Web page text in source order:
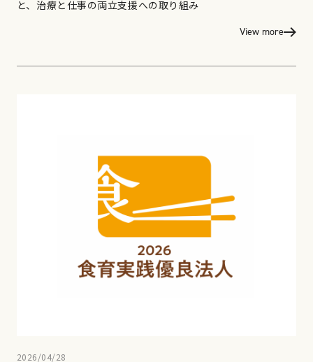
と、治療と仕事の両立支援への取り組み
View more
2026/04/28